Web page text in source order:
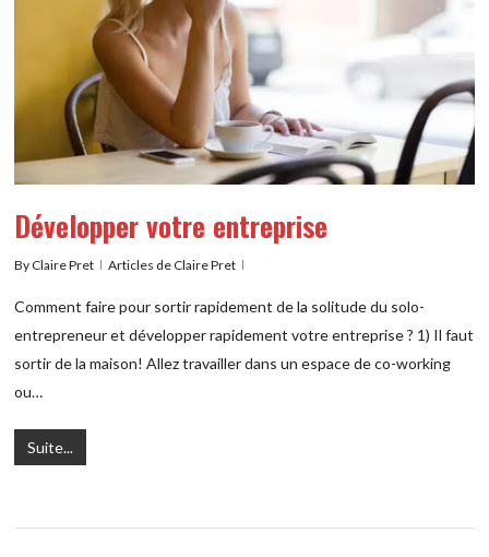
Développer votre entreprise
By Claire Pret Articles de Claire Pret
Comment faire pour sortir rapidement de la solitude du solo-
entrepreneur et développer rapidement votre entreprise ? 1) Il faut
sortir de la maison! Allez travailler dans un espace de co-working
ou…
Suite...